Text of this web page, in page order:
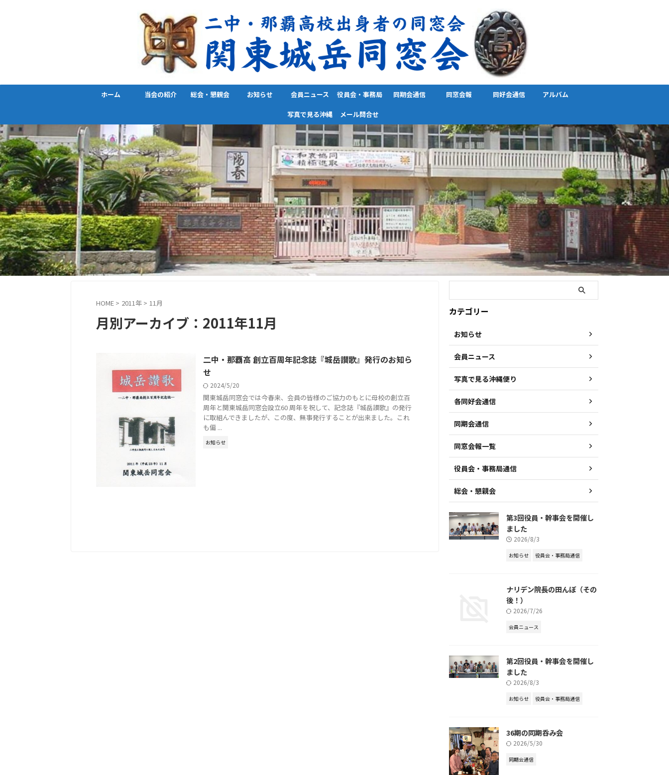
ホーム 当会の紹介 総会・懇親会 お知らせ 会員ニュース 役員会・事務局
通信
同期会通信 同窓会報 同好会通信 アルバム
写真で見る沖縄
便り
メール問合せ
HOME > 2011年 > 11月
月別アーカイブ：2011年11月
二中・那覇高 創立百周年記念誌『城岳讃歌』発行のお知ら
せ
2024/5/20
関東城岳同窓会では今春来、会員の皆様のご協力のもとに母校の創立百
周年と関東城岳同窓会設立60 周年を祝して、記念誌『城岳讃歌』の発行
に取組んできましたが、この度、無事発行することが出来ました。これ
も偏 ...
お知らせ
カテゴリー
お知らせ
会員ニュース
写真で見る沖縄便り
各同好会通信
同期会通信
同窓会報一覧
役員会・事務局通信
総会・懇親会
第3回役員・幹事会を開催し
ました
2026/8/3
お知らせ 役員会・事務局通信
ナリデン院長の田んぼ（その
後！）
2026/7/26
会員ニュース
第2回役員・幹事会を開催し
ました
2026/8/3
お知らせ 役員会・事務局通信
36期の同期呑み会
2026/5/30
同期会通信